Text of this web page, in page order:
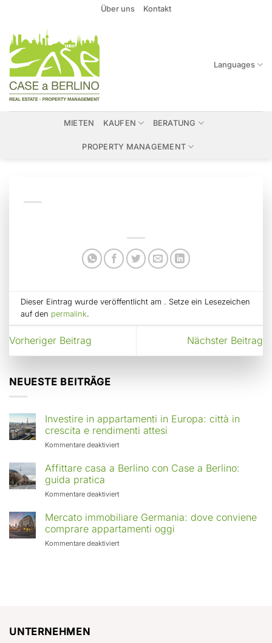
springen
Über uns Kontakt
Languages
MIETEN KAUFEN BERATUNG
PROPERTY MANAGEMENT
Dieser Eintrag wurde veröffentlicht am . Setze ein Lesezeichen
auf den permalink.
Vorheriger Beitrag Nächster Beitrag
NEUESTE BEITRÄGE
Investire in appartamenti in Europa: città in
crescita e rendimenti attesi
Kommentare deaktiviertfür
in
Europa:
in
crescita
rendimenti
Affittare casa a Berlino con Case a Berlino:
guida pratica
Kommentare deaktiviertfür
casa
a
Berlino
con
Mercato immobiliare Germania: dove conviene
comprare appartamenti oggi
Kommentare deaktiviertfür
UNTERNEHMEN